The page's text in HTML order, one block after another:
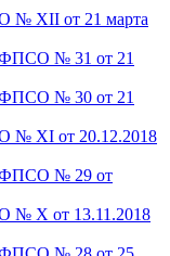
№ XII от 21 марта
ФПСО № 31 от 21
ФПСО № 30 от 21
№ XI от 20.12.2018
ФПСО № 29 от
№ X от 13.11.2018